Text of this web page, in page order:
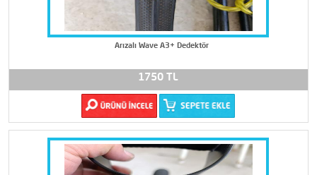
Arızalı Wave A3+ Dedektör
1750 TL